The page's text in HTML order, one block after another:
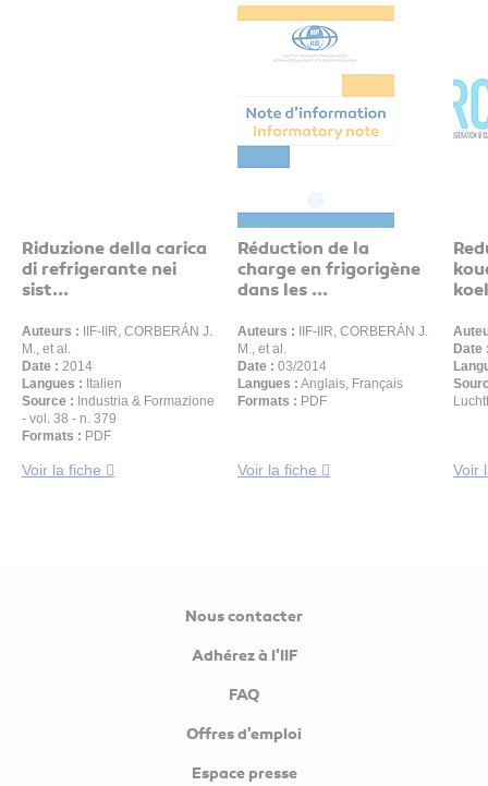
Riduzione della carica
di refrigerante nei
sist...
Auteurs : IIF-IIR, CORBERÁN J.
M., et al.
Date : 2014
Langues : Italien
Source : Industria & Formazione
- vol. 38 - n. 379
Formats : PDF
Voir la fiche
Réduction de la
charge en frigorigène
dans les ...
Auteurs : IIF-IIR, CORBERÁN J.
M., et al.
Date : 03/2014
Langues : Anglais, Français
Formats : PDF
Voir la fiche
Date
Voir
Nous contacter
Adhérez à l'IIF
FAQ
Offres d'emploi
Espace presse